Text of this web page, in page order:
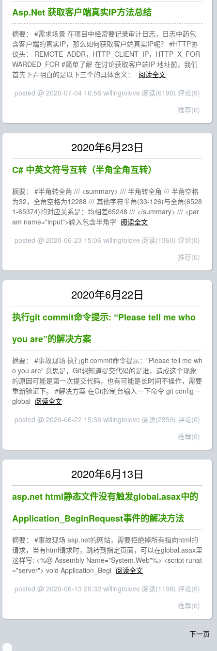
Asp.Net 获取客户端真实IP方法总结
摘要： #需求场景 在项目中经常要记录审计日志，日志中药包
含客户端的真实IP，那么如何获取客户端真实IP呢？ #HTTP协
议头： REMOTE_ADDR，HTTP_CLIENT_IP，HTTP_X_FOR
WARDED_FOR #简单了解 在讨论获取客户端IP 地址前，我们
首先下弄明白的是以下三个的具体含义：
阅读全文
posted @ 2020-07-04 16:58 willingtolove 阅读(6190) 评论(0)
推荐(0)
2020年6月23日
C# 中英文符号互转（半角全角互转）
摘要： #半角转全角 /// <summary> /// 半角转全角 /// 半角空格
为32，全角空格为12288 /// 其他字符半角(33-126)与全角(6528
1-65374)的对应关系是：均相差65248 /// </summary> /// <par
am name="input">输入包含半角字 阅读全文
posted @ 2020-06-23 15:06 willingtolove 阅读(1360) 评论(0)
推荐(0)
2020年6月22日
执行git commit命令提示: “Please tell me who
you are”的解决方案
摘要： #事故现场 执行git commit命令提示："Please tell me wh
o you are" 意思是，Git想知道提交代码的是谁，造成这个现象
的原因可能是第一次提交代码，也有可能是长时间不操作，需要
重新验证下。 #解决方案 在Git控制台输入一下命令 git config --
global 阅读全文
posted @ 2020-06-22 15:36 willingtolove 阅读(2359) 评论(0)
推荐(0)
2020年6月13日
asp.net html静态文件没有触发global.asax中的
Application_BeginRequest事件的解决方法
摘要： #事故现场 asp.net的网站，需要拒绝掉所有指向html的
请求，当有html请求时，跳转到指定页面，可以在global.asax里
这样写: <%@ Assembly Name="System.Web"%> <script runat
="server"> void Application_Begi 阅读全文
posted @ 2020-06-13 20:32 willingtolove 阅读(1198) 评论(0)
推荐(0)
下一页